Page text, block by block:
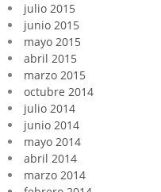
julio 2015
junio 2015
mayo 2015
abril 2015
marzo 2015
octubre 2014
julio 2014
junio 2014
mayo 2014
abril 2014
marzo 2014